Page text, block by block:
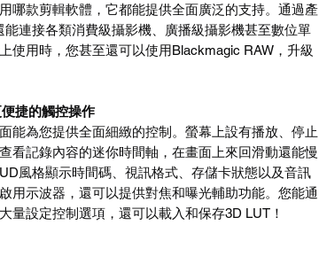
哪款剪輯軟體，它都能提供全面廣泛的支持。通過產
連接各類消費級攝影機、廣播級攝影機甚至數位單
使用時，您甚至還可以使用Blackmagic RAW，升級
捷的觸控操作
能為您提供全面細緻的控制。螢幕上設有播放、停止
看記錄內容的迷你時間軸，在畫面上來回滑動還能慢
風格顯示時間碼、視訊格式、存儲卡狀態以及音訊
用示波器，還可以提供對焦和曝光輔助功能。您能通
量設定控制選項，還可以載入和保存3D LUT！